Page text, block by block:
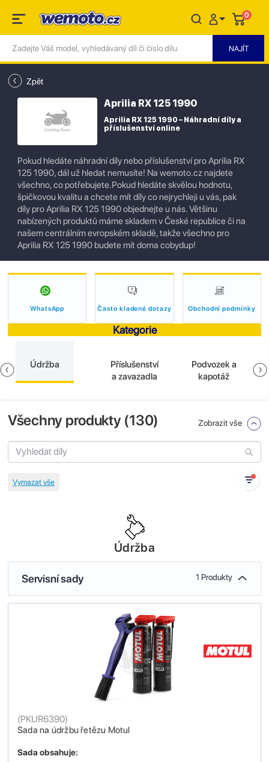
0
Zpět
Aprilia RX 125 1990
Aprilia RX 125 1990 – Náhradní díly a
příslušenství online
Pokud hledáte náhradní díly nebo příslušenství pro Aprilia RX
125 1990, dál už hledat nemusíte! Na wemoto.cz najdete
všechno, co potřebujete.Pokud hledáte skvělou hodnotu,
špičkovou kvalitu a chcete mít díly co nejrychleji u vás, pak
díly pro Aprilia RX 125 1990 objednejte u nás. Většinu
nabízených produktů máme skladem v České republice či na
našem centrálním evropském skladě, takže všechno pro
Aprilia RX 125 1990 budete mít doma cobydup!
WhatsApp Často kladené dotazy Obchodní podmínky
Kategorie
Údržba
Příslušenství
a zavazadla
Podvozek a
kapotáž
Všechny produkty (130) Zobrazit vše
Údržba
Servisní sady 1 Produkty
Sada na údržbu řetězu Motul
(PKUR6390)
Sada obsahuje: